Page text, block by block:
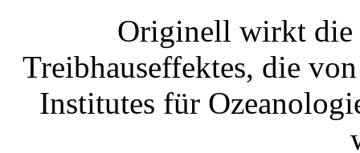
Originell wirkt die
Treibhauseffektes, die
Institutes für